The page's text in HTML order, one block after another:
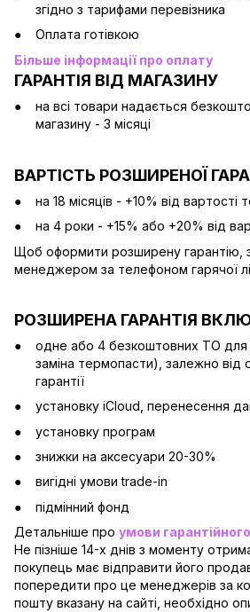
згідно з тарифами перевізника
Оплата готівкою
Більше інформації про оплату
ГАРАНТІЯ ВІД МАГАЗИНУ
на всі товари надається
магазину - 3 місяці
ВАРТІСТЬ РОЗШИРЕНОЇ
на 18 місяців - +10% від вартості
на 4 роки - +15% або +20% від
Щоб оформити розширену гарантію,
менеджером за телефоном гарячої
РОЗШИРЕНА ГАРАНТІЯ
одне або 4 безкоштовних ТО для
заміна термопасти), залежно від
гарантії
установку iCloud, перенесення
установку програм
знижки на аксесуари 20-30%
вигідні умови trade-in
підмінний фонд
Детальніше про умови
Не пізніше 14-х днів з моменту
покупець має відправити його
попередити про це менеджерів за
пошту вказану на сайті, необхідно